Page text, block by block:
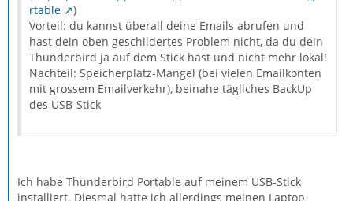
rtable
)
Vorteil: du kannst überall deine Emails abrufen und
hast dein oben geschildertes Problem nicht, da du dein
Thunderbird ja auf dem Stick hast und nicht mehr lokal!
Nachteil: Speicherplatz-Mangel (bei vielen Emailkonten
mit grossem Emailverkehr), beinahe tägliches BackUp
des USB-Stick
Ich habe Thunderbird Portable auf meinem USB-Stick
installiert. Diesmal hatte ich allerdings meinen Laptop